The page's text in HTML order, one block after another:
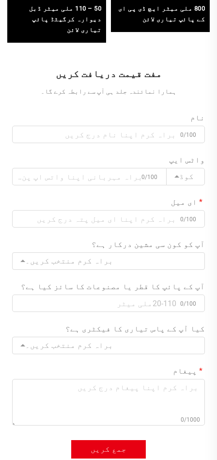
800 ملی میٹر ایچ ڈی پی ای
کے پائپ تیاری لائن
50 – 110 ملی میٹر ڈبل
دیوارہ کرگیٹڈ پائپ
تیاری لائن
مفت قیمت دریافت کریں
ہمارا نمائندہ جلد ہی آپ سے رابطہ کرے گا۔
نام
0/100
واٹس ایپ
کوڈ
0/100
ای میل
0/100
آپ کو کون سی مشین درکار ہے؟
براہ کرم منتخب کریں۔
آپ کے پائپ کا قطر یا مصنوعات کا سائز کیا ہے؟
0/100
کیا آپ کے پاس تیاری کا فیکٹری ہے؟
براہ کرم منتخب کریں۔
پیغام
0/1000
جمع کریں